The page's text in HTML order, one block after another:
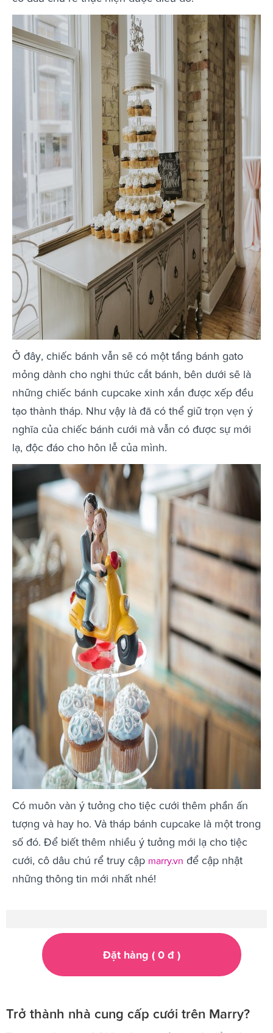
Ở đây, chiếc bánh vẫn sẽ có một tầng bánh gato
mỏng dành cho nghi thức cắt bánh, bên dưới sẽ là
những chiếc bánh cupcake xinh xắn được xếp đều
tạo thành tháp. Như vậy là đã có thể giữ trọn vẹn ý
nghĩa của chiếc bánh cưới mà vẫn có được sự mới
lạ, độc đáo cho hôn lễ của mình.
Có muôn vàn ý tưởng cho tiệc cưới thêm phần ấn
tượng và hay ho. Và tháp bánh cupcake là một trong
số đó. Để biết thêm nhiều ý tưởng mới lạ cho tiệc
cưới, cô dâu chú rể truy cập marry.vn để cập nhật
những thông tin mới nhất nhé!
Đặt hàng ( 0đ )
Trở thành nhà cung cấp cưới trên Marry?